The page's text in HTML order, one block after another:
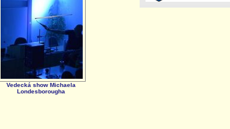
Vedecká show Michaela
Londesborougha